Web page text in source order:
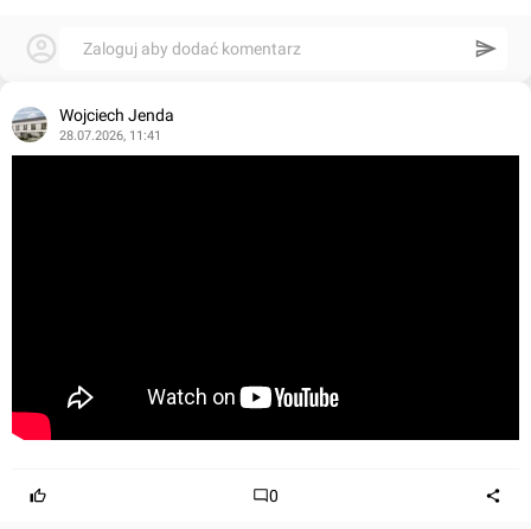
Zaloguj aby dodać komentarz
Wojciech Jenda
28.07.2026, 11:41
0